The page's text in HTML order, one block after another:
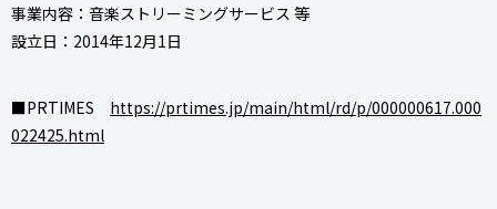
事業内容：音楽ストリーミングサービス 等
設立日：2014年12月1日
■PRTIMES https://prtimes.jp/main/html/rd/p/000000617.000
022425.html